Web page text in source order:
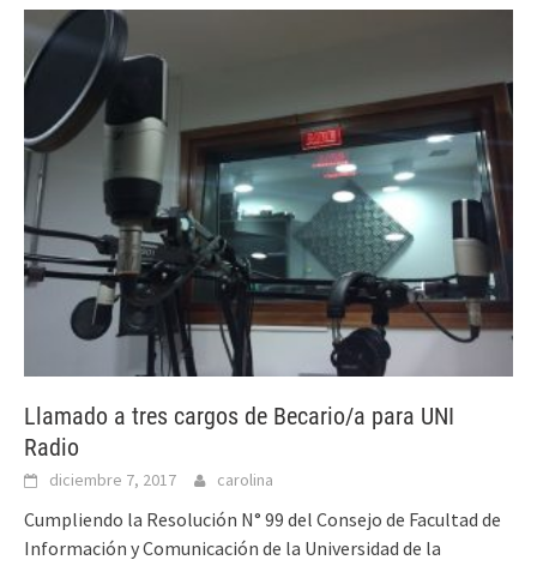
Llamado a tres cargos de Becario/a para UNI
Radio
diciembre 7, 2017 carolina
Cumpliendo la Resolución N° 99 del Consejo de Facultad de
Información y Comunicación de la Universidad de la